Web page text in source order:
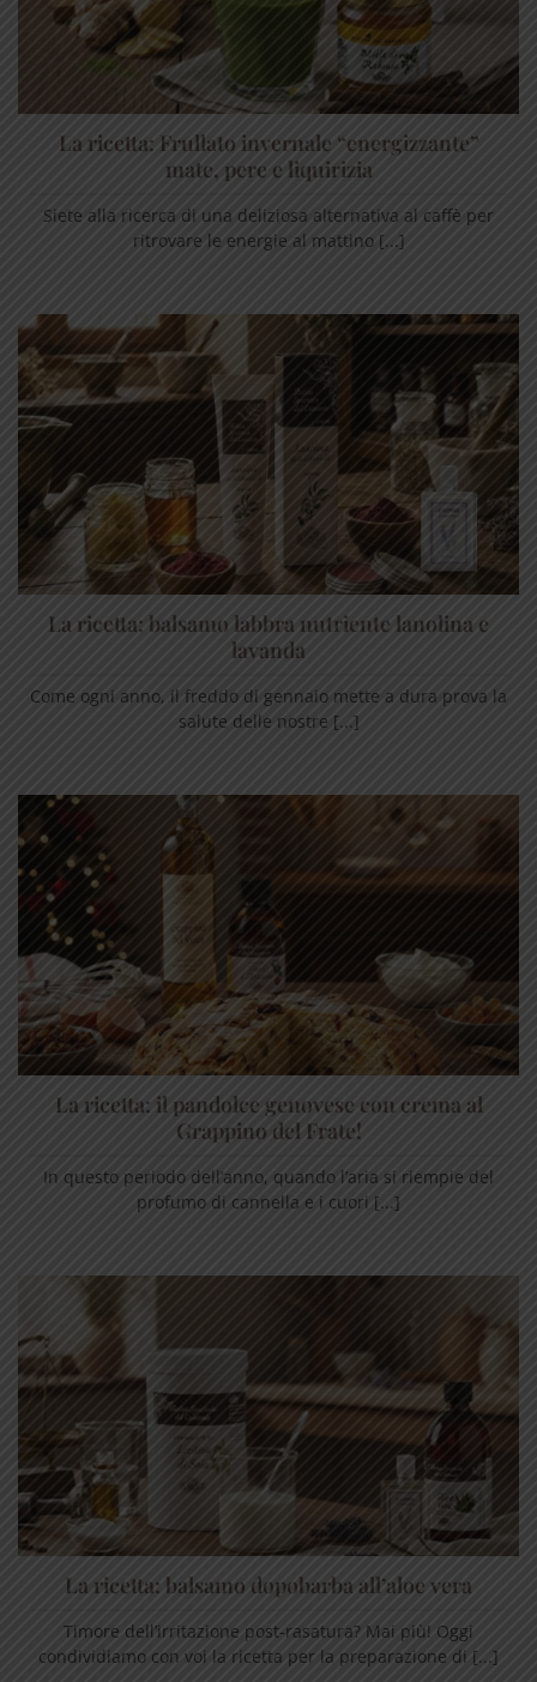
La ricetta: Frullato invernale “energizzante”
mate, pere e liquirizia
Siete alla ricerca di una deliziosa alternativa al caffè per
ritrovare le energie al mattino [...]
La ricetta: balsamo labbra nutriente lanolina e
lavanda
Come ogni anno, il freddo di gennaio mette a dura prova la
salute delle nostre [...]
La ricetta: il pandolce genovese con crema al
Grappino del Frate!
In questo periodo dell’anno, quando l’aria si riempie del
profumo di cannella e i cuori [...]
La ricetta: balsamo dopobarba all’aloe vera
Timore dell’irritazione post-rasatura? Mai più! Oggi
condividiamo con voi la ricetta per la preparazione di [...]